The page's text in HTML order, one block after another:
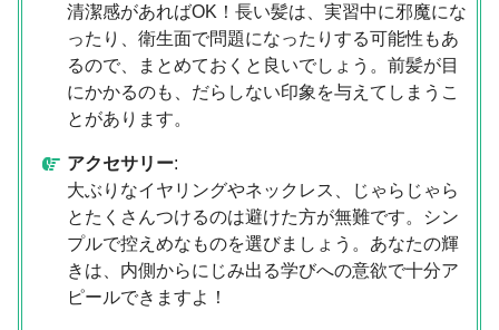
清潔感があればOK！長い髪は、実習中に邪魔にな
ったり、衛生面で問題になったりする可能性もあ
るので、まとめておくと良いでしょう。前髪が目
にかかるのも、だらしない印象を与えてしまうこ
とがあります。
アクセサリー:
大ぶりなイヤリングやネックレス、じゃらじゃら
とたくさんつけるのは避けた方が無難です。シン
プルで控えめなものを選びましょう。あなたの輝
きは、内側からにじみ出る学びへの意欲で十分ア
ピールできますよ！